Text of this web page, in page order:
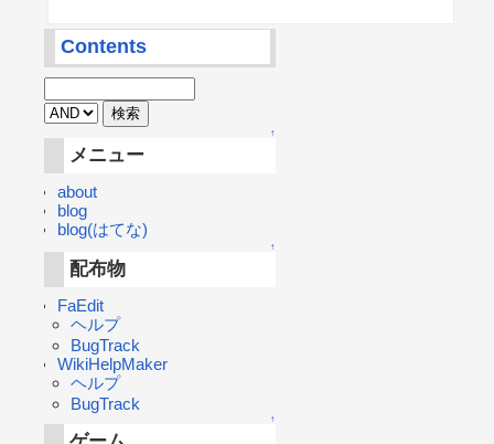
Contents
↑
メニュー
about
blog
blog(はてな)
↑
配布物
FaEdit
ヘルプ
BugTrack
WikiHelpMaker
ヘルプ
BugTrack
↑